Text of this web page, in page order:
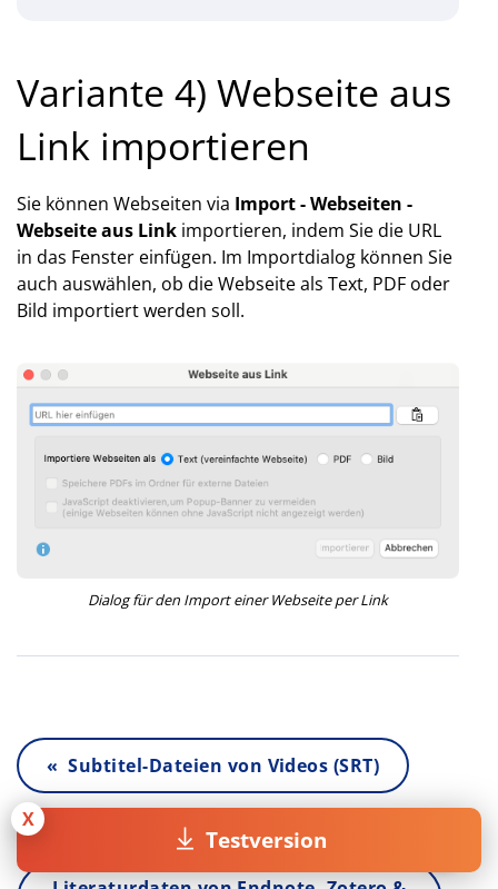
Testversion
X
Variante 4) Webseite aus
Link importieren
Sie können Webseiten via Import - Webseiten -
Webseite aus Link importieren, indem Sie die URL
in das Fenster einfügen. Im Importdialog können Sie
auch auswählen, ob die Webseite als Text, PDF oder
Bild importiert werden soll.
Dialog für den Import einer Webseite per Link
« Subtitel-Dateien von Videos (SRT)